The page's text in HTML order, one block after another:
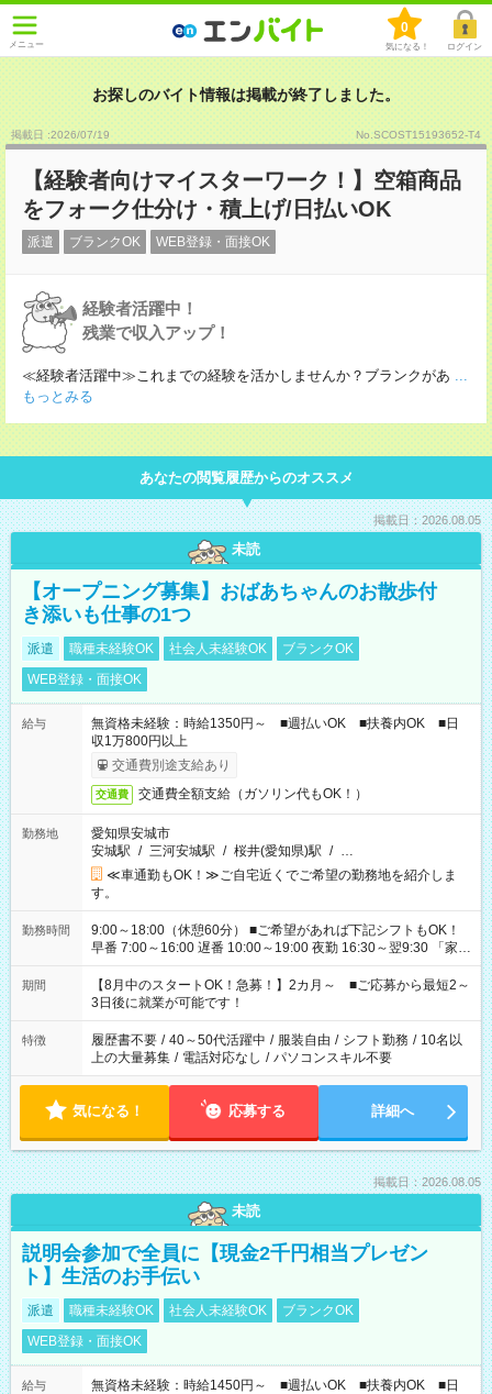
メニュー
0
気になる！ ログイン
お探しのバイト情報は掲載が終了しました。
掲載日 :2026/07/19 No.SCOST15193652-T4
【経験者向けマイスターワーク！】空箱商品
をフォーク仕分け・積上げ/日払いOK
派遣 ブランクOK WEB登録・面接OK
経験者活躍中！
残業で収入アップ！
≪経験者活躍中≫これまでの経験を活かしませんか？ブランクがあ ...
もっとみる
あなたの閲覧履歴からのオススメ
掲載日：2026.08.05
未読
【オープニング募集】おばあちゃんのお散歩付
き添いも仕事の1つ
派遣 職種未経験OK 社会人未経験OK
ブランクOK
WEB登録・面接OK
給与
無資格未経験：時給1350円～ ■週払いOK ■扶養内OK ■日
収1万800円以上
交通費別途支給あり
交通費 交通費全額支給（ガソリン代もOK！）
勤務地
愛知県安城市
安城駅 / 三河安城駅 / 桜井(愛知県)駅 / …
≪車通勤もOK！≫ご自宅近くでご希望の勤務地を紹介しま
す。
勤務時間
9:00～18:00（休憩60分） ■ご希望があれば下記シフトもOK！
早番 7:00～16:00 遅番 10:00～19:00 夜勤 16:30～翌9:30 「家族
と休みを合わせたい」 「余裕を持って夕飯の準備がしたい」
「できれば残業はしたくない」 など、ご希望を教えてください
ね。 ※Wワーク希望の方へ 今ご覧のお仕事で希望する勤務時間
と、もう1つのお仕事の勤務時間。 合計で週40時間を超える場
合は応募できません。
期間
【8月中のスタートOK！急募！】2カ月～ ■ご応募から最短2～
3日後に就業が可能です！
特徴 履歴書不要 / 40～50代活躍中 / 服装自由 / シフト勤務 / 10名以
上の大量募集 / 電話対応なし / パソコンスキル不要
気になる！ 応募する 詳細へ
掲載日：2026.08.05
未読
説明会参加で全員に【現金2千円相当プレゼン
ト】生活のお手伝い
派遣 職種未経験OK 社会人未経験OK
ブランクOK
WEB登録・面接OK
給与
無資格未経験：時給1450円～ ■週払いOK ■扶養内OK ■日